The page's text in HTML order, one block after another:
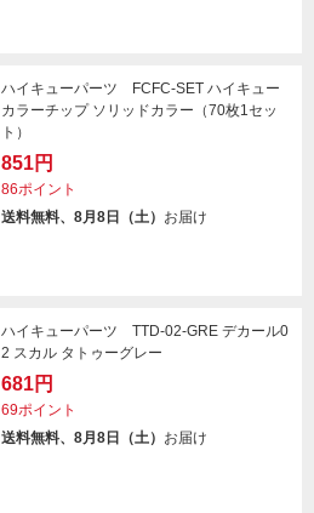
ハイキューパーツ FCFC-SET ハイキュー
カラーチップ ソリッドカラー（70枚1セッ
ト）
851円
86ポイント
送料無料、8月8日（土） お届け
ハイキューパーツ TTD-02-GRE デカール0
2 スカル タトゥーグレー
681円
69ポイント
送料無料、8月8日（土） お届け